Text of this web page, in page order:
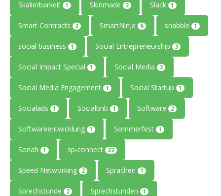
Skalierbarkeit 1 Skinmade 2 Slack 1
Smart Contracts 2 SmartNinja 6 snabble 1
social business 1 Social Entrepreneurship 3
Social Impact Special 1 Social Media 3
Social Media Engagement 1 Social Startup 1
Socialads 1 Socialbnb 1 Software 2
Softwareentwicklung 1 Sommerfest 1
Sonah 1 sp-connect 22
Speed Networking 2 Sprachen 1
Sprechstunde 2 Sprechstunden 1